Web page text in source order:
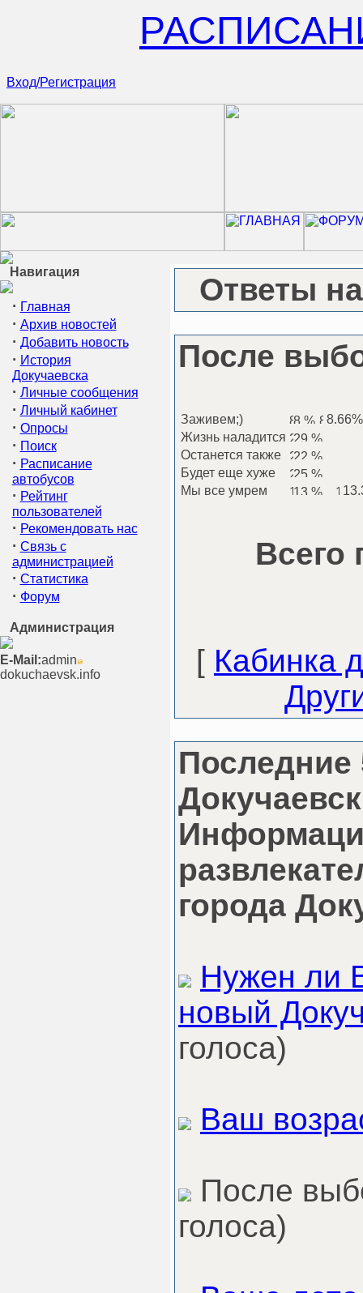
Вход/Регистрация
Навигация
· Главная
· Архив новостей
· Добавить новость
· История
Докучаевска
· Личные сообщения
· Личный кабинет
· Опросы
· Поиск
· Расписание
автобусов
· Рейтинг
пользователей
· Рекомендовать нас
· Связь с
администрацией
· Статистика
· Форум
Администрация
E-Mail:admin
dokuchaevsk.info
Ответы
После
Заживем;)
Жизнь наладится
Останется также
Будет еще хуже
Мы все умрем
Всего
[ Кабинка
Последние
города
Нужен ли
новый
голоса)
Ваш
После
голоса)